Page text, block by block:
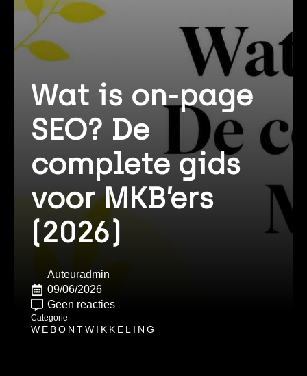
Wat is on-page
SEO? De
complete gids
voor MKB’ers
(2026)
Auteuradmin
09/06/2026
Geen reacties
Categorie
WEBONTWIKKELING